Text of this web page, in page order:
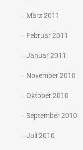
März 2011
Februar 2011
Januar 2011
November 2010
Oktober 2010
September 2010
Juli 2010